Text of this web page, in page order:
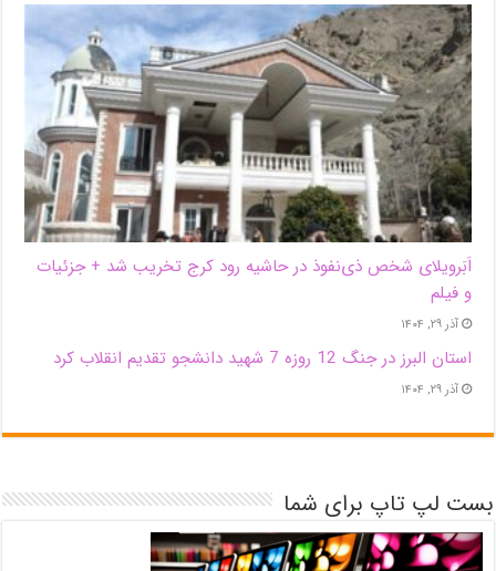
اَبَر‌ویلای شخص ذی‌نفوذ در حاشیه‌ رود کرج تخریب شد + جزئیات
و فیلم
آذر ۲۹, ۱۴۰۴
استان البرز در جنگ 12 روزه 7 شهید دانشجو تقدیم انقلاب کرد
آذر ۲۹, ۱۴۰۴
بست لپ تاپ برای شما